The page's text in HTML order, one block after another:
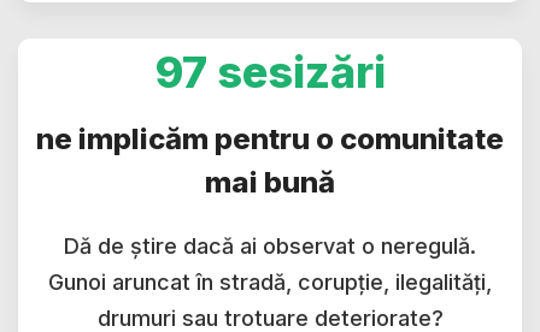
97 sesizări
ne implicăm pentru o comunitate
mai bună
Dă de știre dacă ai observat o neregulă.
Gunoi aruncat în stradă, corupție, ilegalități,
drumuri sau trotuare deteriorate?